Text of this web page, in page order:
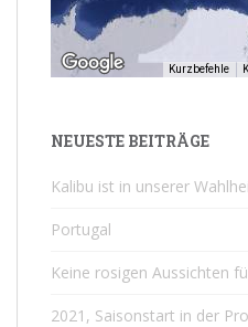
Kurzbefehle
NEUESTE BEITRÄGE
Kalibu ist in unserer
Portugal
Keine rosigen Aussichten
2021, Saisonstart in der